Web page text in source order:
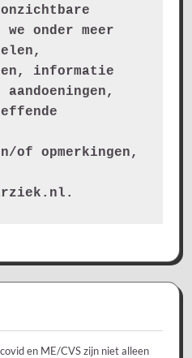
onder meer
informatie
of opmerkingen,
en ME/CVS zijn niet alleen